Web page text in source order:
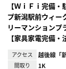
【ＷｉＦｉ完備
プ新潟駅前ウィー
リーマンションプ
【家具家電完備・
アクセス 越後線「
間取り 1K